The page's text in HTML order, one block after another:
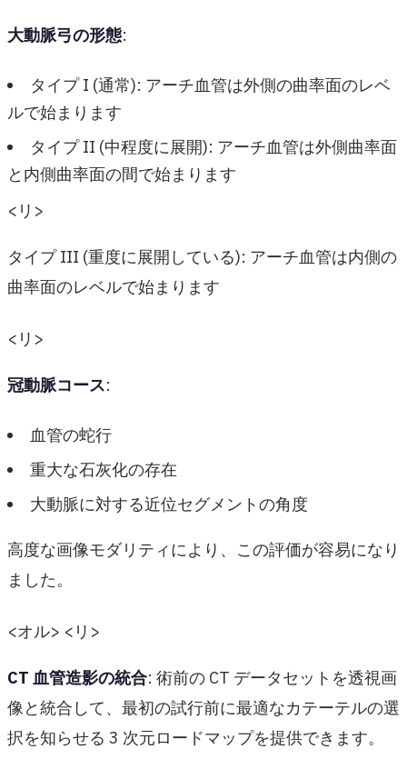
大動脈弓の形態:
タイプ I (通常): アーチ血管は外側の曲率面のレベ
ルで始まります
タイプ II (中程度に展開): アーチ血管は外側曲率面
と内側曲率面の間で始まります
<リ>
タイプ III (重度に展開している): アーチ血管は内側の
曲率面のレベルで始まります
<リ>
冠動脈コース:
血管の蛇行
重大な石灰化の存在
大動脈に対する近位セグメントの角度
高度な画像モダリティにより、この評価が容易になり
ました。
<オル> <リ>
CT 血管造影の統合: 術前の CT データセットを透視画
像と統合して、最初の試行前に最適なカテーテルの選
択を知らせる 3 次元ロードマップを提供できます。